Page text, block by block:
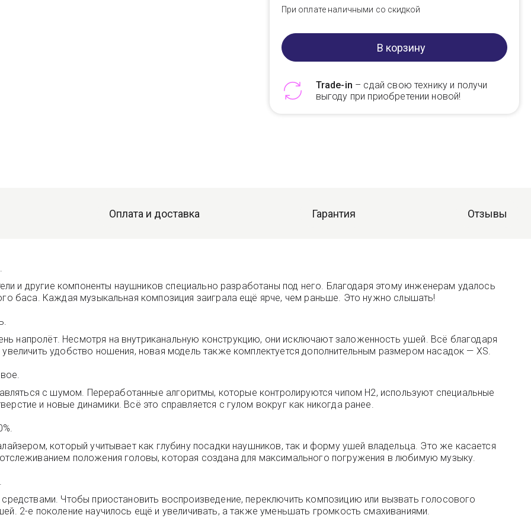
При оплате наличными со скидкой
В корзину
Trade-in – сдай свою технику и получи
выгоду при приобретении новой!
Оплата и доставка Гарантия Отзывы
и другие компоненты наушников специально разработаны под него. Благодаря этому инженерам удалось
баса. Каждая музыкальная композиция заиграла ещё ярче, чем раньше. Это нужно слышать!
напролёт. Несмотря на внутриканальную конструкцию, они исключают заложенность ушей. Всё благодаря
удобство ношения, новая модель также комплектуется дополнительным размером насадок — XS.
с шумом. Переработанные алгоритмы, которые контролируются чипом H2, используют специальные
и новые динамики. Всё это справляется с гулом вокруг как никогда ранее.
который учитывает как глубину посадки наушников, так и форму ушей владельца. Это же касается
положения головы, которая создана для максимального погружения в любимую музыку.
Чтобы приостановить воспроизведение, переключить композицию или вызвать голосового
2-е поколение научилось ещё и увеличивать, а также уменьшать громкость смахиваниями.